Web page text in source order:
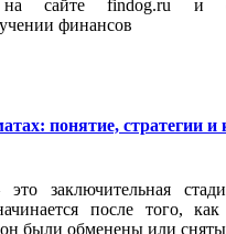
сайте findog.ru и
финансов
понятие, стратегии и
заключительная
после того,
были обменены или